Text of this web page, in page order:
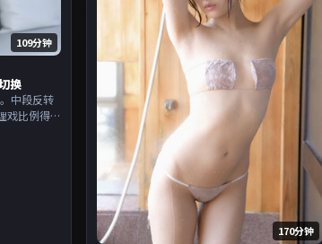
109分钟
换
中段反转
戏比例得
事与人
170分钟